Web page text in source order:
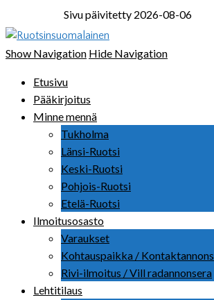
Sivu päivitetty 2026-08-06
Show Navigation Hide Navigation
Etusivu
Pääkirjoitus
Minne mennä
Tukholma
Länsi-Ruotsi
Keski-Ruotsi
Pohjois-Ruotsi
Etelä-Ruotsi
Ilmoitusosasto
Varaukset
Kohtauspaikka / Kontaktannons
Rivi-ilmoitus / Vill radannonsera
Lehtitilaus